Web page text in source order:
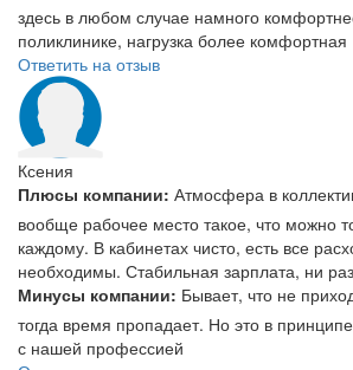
здесь в любом случае намного
поликлинике, нагрузка более комфортная
Ответить на отзыв
Ксения
Плюсы компании: Атмосфера в
вообще рабочее место такое, что можно
каждому. В кабинетах чисто, есть все
необходимы. Стабильная зарплата, ни
Минусы компании: Бывает, что не
тогда время пропадает. Но это в
с нашей профессией